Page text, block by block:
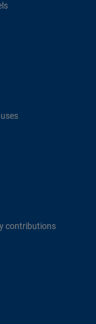
contributions